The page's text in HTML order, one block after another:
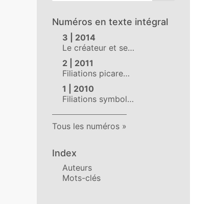
Numéros en texte intégral
3 | 2014
Le créateur et se…
2 | 2011
Filiations picare…
1 | 2010
Filiations symbol…
Tous les numéros
Index
Auteurs
Mots-clés